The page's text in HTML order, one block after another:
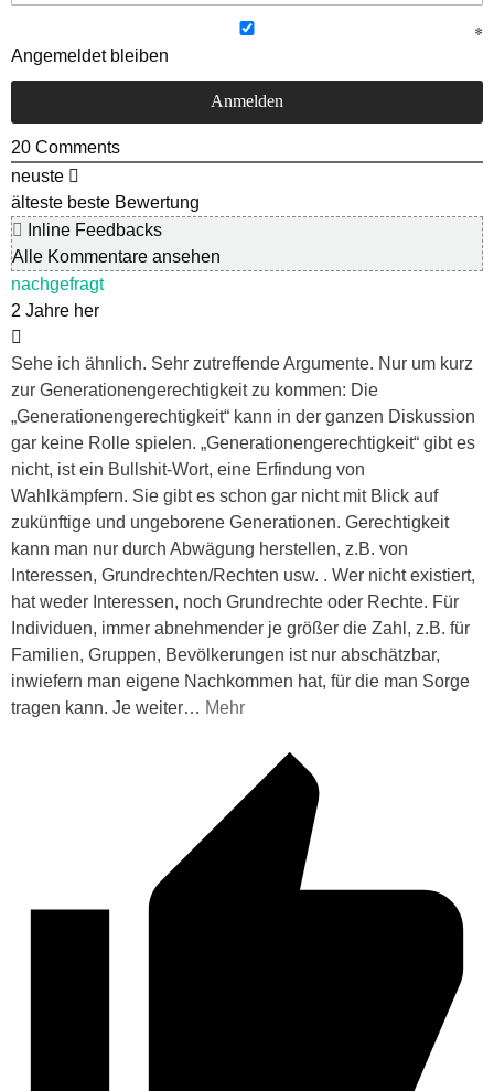
Angemeldet bleiben
20 Comments
neuste
älteste beste Bewertung
Inline Feedbacks
Alle Kommentare ansehen
nachgefragt
2 Jahre her
Sehe ich ähnlich. Sehr zutreffende Argumente. Nur um kurz
zur Generationengerechtigkeit zu kommen: Die
„Generationengerechtigkeit“ kann in der ganzen Diskussion
gar keine Rolle spielen. „Generationengerechtigkeit“ gibt es
nicht, ist ein Bullshit-Wort, eine Erfindung von
Wahlkämpfern. Sie gibt es schon gar nicht mit Blick auf
zukünftige und ungeborene Generationen. Gerechtigkeit
kann man nur durch Abwägung herstellen, z.B. von
Interessen, Grundrechten/Rechten usw. . Wer nicht existiert,
hat weder Interessen, noch Grundrechte oder Rechte. Für
Individuen, immer abnehmender je größer die Zahl, z.B. für
Familien, Gruppen, Bevölkerungen ist nur abschätzbar,
inwiefern man eigene Nachkommen hat, für die man Sorge
tragen kann. Je weiter… Mehr